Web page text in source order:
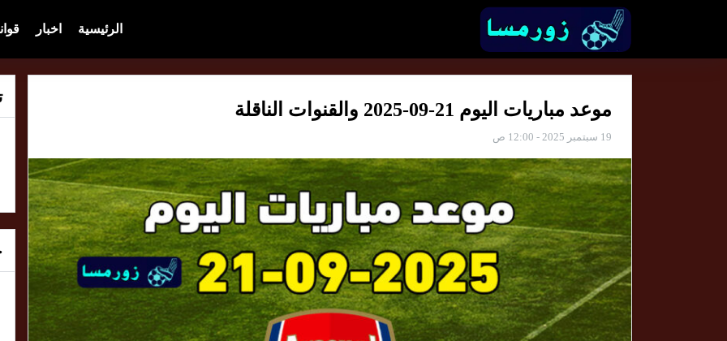
الرئيسية اخبار
موعد مباريات اليوم 21-09-2025 والقنوات الناقلة
19 سبتمبر 2025 - 12:00 ص